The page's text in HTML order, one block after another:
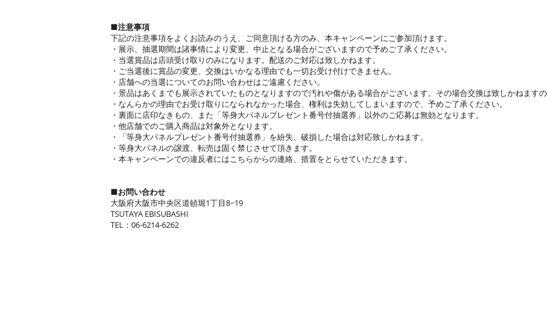
■注意事項
下記の注意事項をよくお読みのうえ、ご同意頂ける方のみ、本キャンペーンにご参加頂けます。
・展示、抽選期間は諸事情により変更、中止となる場合がございますので予めご了承ください。
・当選賞品は店頭受け取りのみになります。配送のご対応は致しかねます。
・ご当選後に賞品の変更、交換はいかなる理由でも一切お受け付けできません。
・店舗への当選についてのお問い合わせはご遠慮ください。
・景品はあくまでも展示されていたものとなりますので汚れや傷がある場合がございます。その場合交換は致しかねますの
・なんらかの理由でお受け取りになられなかった場合、権利は失効してしまいますので、予めご了承ください。
・裏面に店印なきもの、また「等身大パネルプレゼント番号付抽選券」以外のご応募は無効となります。
・他店舗でのご購入商品は対象外となります。
・「等身大パネルプレゼント番号付抽選券」を紛失、破損した場合は対応致しかねます。
・等身大パネルの譲渡、転売は固く禁じさせて頂きます。
・本キャンペーンでの違反者にはこちらからの連絡、措置をとらせていただきます。
■お問い合わせ
大阪府大阪市中央区道頓堀1丁目8−19
TSUTAYA EBISUBASHI
TEL：06-6214-6262